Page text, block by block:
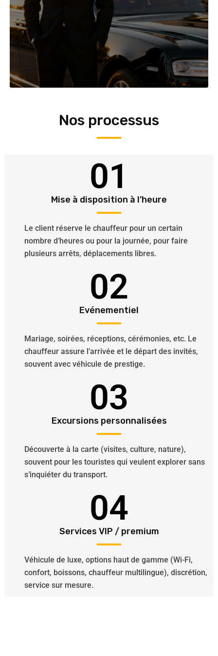
Nos processus
01
Mise à disposition à l’heure
Le client réserve le chauffeur pour un certain
nombre d’heures ou pour la journée, pour faire
plusieurs arrêts, déplacements libres.
02
Evénementiel
Mariage, soirées, réceptions, cérémonies, etc. Le
chauffeur assure l’arrivée et le départ des invités,
souvent avec véhicule de prestige.
03
Excursions personnalisées
Découverte à la carte (visites, culture, nature),
souvent pour les touristes qui veulent explorer sans
s’inquiéter du transport.
04
Services VIP / premium
Véhicule de luxe, options haut de gamme (Wi-Fi,
confort, boissons, chauffeur multilingue), discrétion,
service sur mesure.